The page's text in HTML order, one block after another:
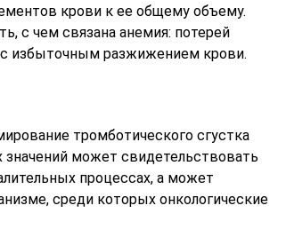
крови к ее общему объему.
с чем связана анемия: потерей
с избыточным разжижением крови.
тромботического сгустка
может свидетельствовать
процессах, а может
среди которых онкологические